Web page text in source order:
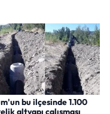
bu ilçesinde 1.100